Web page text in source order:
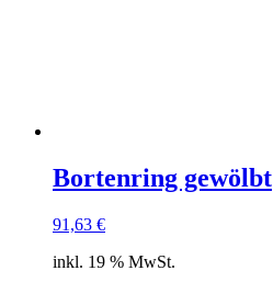
Bortenring gewölbt
91,63 €
inkl. 19 % MwSt.